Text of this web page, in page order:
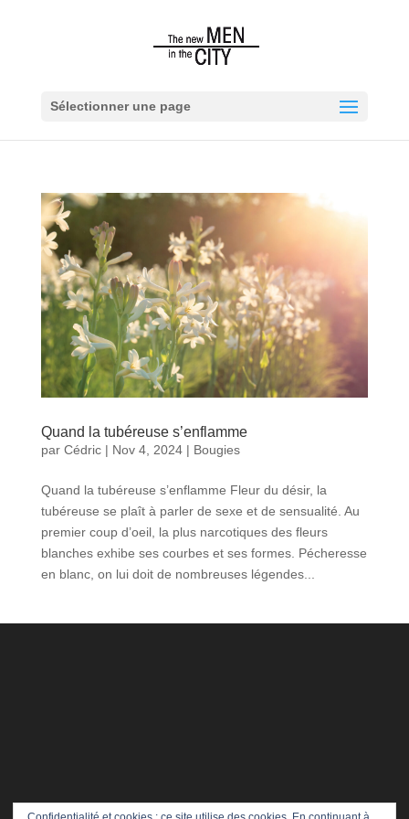
Sélectionner une page
Quand la tubéreuse s’enflamme
par Cédric| Nov 4, 2024| Bougies
Quand la tubéreuse s’enflamme Fleur du désir, la
tubéreuse se plaît à parler de sexe et de sensualité. Au
premier coup d’oeil, la plus narcotiques des fleurs
blanches exhibe ses courbes et ses formes. Pécheresse
en blanc, on lui doit de nombreuses légendes...